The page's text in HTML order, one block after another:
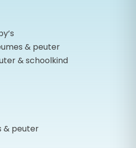
& peuter
& schoolkind
& peuter